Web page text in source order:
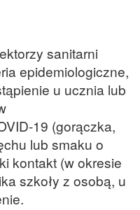
sanitarni
epidemiologiczne,
u ucznia lub
19 (gorączka,
lub smaku o
kontakt (w okresie
szkoły z osobą, u